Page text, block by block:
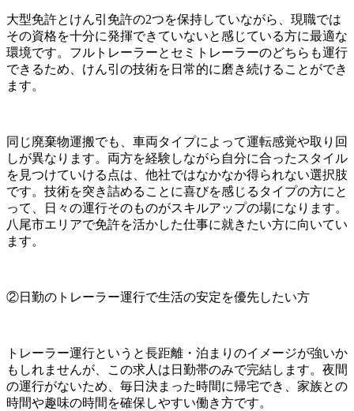
大型免許とけん引免許の2つを保持していながら、現職では
その資格を十分に発揮できていないと感じている方に最適な
環境です。フルトレーラーとセミトレーラーのどちらも運行
できるため、けん引の技術を日常的に磨き続けることができ
ます。
同じ廃棄物運搬でも、車両タイプによって運転感覚や取り回
しが異なります。両方を経験しながら自分に合ったスタイル
を見つけていける点は、他社ではなかなか得られない選択肢
です。技術を突き詰めることに喜びを感じるタイプの方にと
って、日々の運行そのものがスキルアップの場になります。
八尾市エリアで免許を活かした仕事に就きたい方に向いてい
ます。
②日勤のトレーラー運行で生活の安定を優先したい方
トレーラー運行というと長距離・泊まりのイメージが強いか
もしれませんが、この求人は日勤帯のみで完結します。夜間
の運行がないため、毎日決まった時間に帰宅でき、家族との
時間や趣味の時間を確保しやすい働き方です。